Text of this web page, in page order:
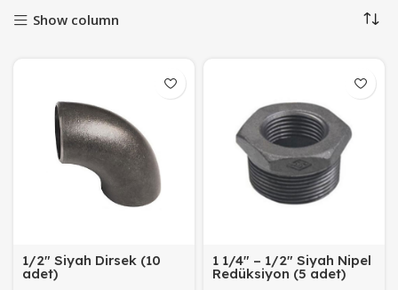
Show column
1/2″ Siyah Dirsek (10
adet)
1 1/4″ – 1/2″ Siyah Nipel
Redüksiyon (5 adet)